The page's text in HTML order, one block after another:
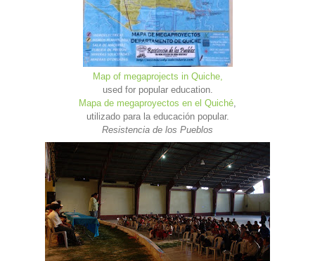
Map of megaprojects in Quiche,
used for popular education.
Mapa de megaproyectos en el Quiché
utilizado para la educación popular.
Resistencia de los Pueblos